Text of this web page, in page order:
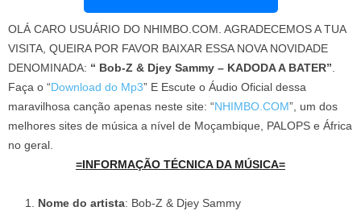
OLÁ CARO USUÁRIO DO NHIMBO.COM. AGRADECEMOS A TUA
VISITA, QUEIRA POR FAVOR BAIXAR ESSA NOVA NOVIDADE
DENOMINADA: “ Bob-Z & Djey Sammy – KADODA A BATER”
Faça o “Download do Mp3” E Escute o Áudio Oficial dessa
maravilhosa canção apenas neste site: “NHIMBO.COM”, um dos
melhores sites de música a nível de Moçambique, PALOPS e África
no geral.
=INFORMAÇÃO TÉCNICA DA MÚSICA=
Nome do artista: Bob-Z & Djey Sammy